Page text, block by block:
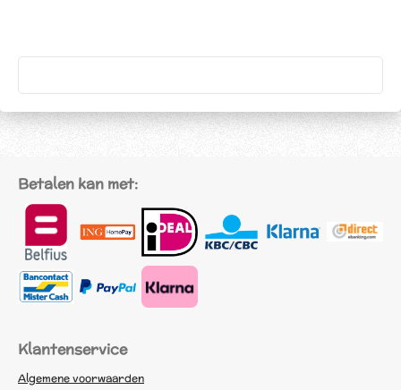
Betalen kan met:
Klantenservice
Algemene voorwaarden